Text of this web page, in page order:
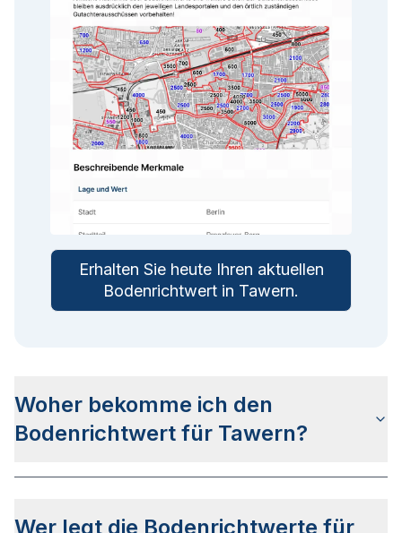
Erhalten Sie heute Ihren aktuellen
Bodenrichtwert in Tawern.
Woher bekomme ich den
Bodenrichtwert für Tawern?
Wer legt die Bodenrichtwerte für